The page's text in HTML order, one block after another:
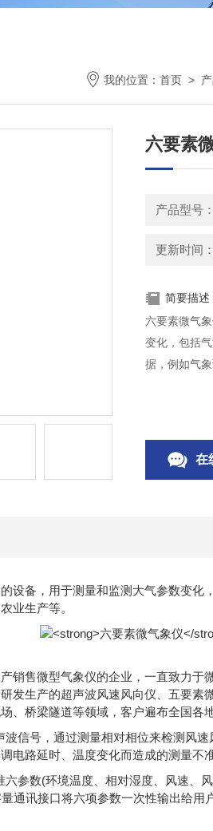
我的位置： 首页 >
六要素
产品型号
更新时间
简要描述
六要素微气
变化，包括
据，例如气
在
设备，用于测量和监测大气参数变
业生产等。
销售微型气象仪的企业，一直致力
发生产的超声波风速风向仪、五要
、桥梁隧道等领域，客户遍布全国各
信号，通过测量相对相位来检测风
电路延时、温度变化而造成的测量不准
六参数(环境温度、相对湿度、风速、
通讯接口将六项参数一次性输出给用户